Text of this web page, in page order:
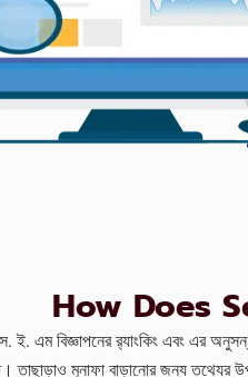
How Does
ই. এম বিজ্ঞাপনের র‍্যাংকিং এবং এর
তাছাড়াও মুনাফা বাড়ানোর জন্য